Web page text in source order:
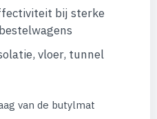
bij sterke
vloer, tunnel